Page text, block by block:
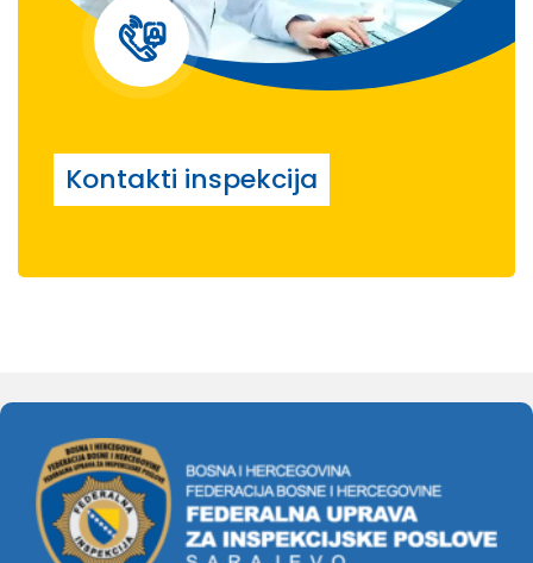
Kontakti inspekcija